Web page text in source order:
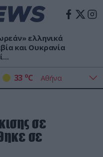
ελληνικά
και Ουκρανία
33 oC
σε
σε